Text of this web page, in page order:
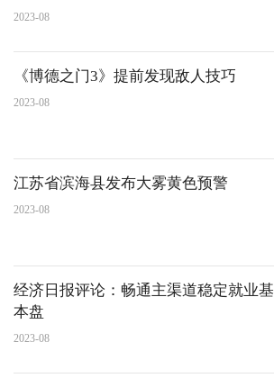
2023-08
《博德之门3》提前发现敌人技巧
2023-08
江苏省滨海县发布大雾黄色预警
2023-08
经济日报评论：畅通主渠道稳定就业基
本盘
2023-08